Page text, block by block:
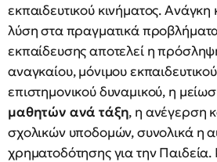
εκπαιδευτικού κινήματος. Ανάγκη
λύση στα πραγματικά
εκπαίδευσης αποτελεί η
αναγκαίου, μόνιμου
επιστημονικού δυναμικού, η
μαθητών ανά τάξη, η ανέγερση
σχολικών υποδομών, συνολικά η
χρηματοδότησης για την Παιδεία.